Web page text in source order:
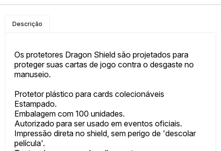
Descrição
Os protetores Dragon Shield são projetados para
proteger suas cartas de jogo contra o desgaste no
manuseio.
Protetor plástico para cards colecionáveis
Estampado.
Embalagem com 100 unidades.
Autorizado para ser usado em eventos oficiais.
Impressão direta no shield, sem perigo de 'descolar
película'.